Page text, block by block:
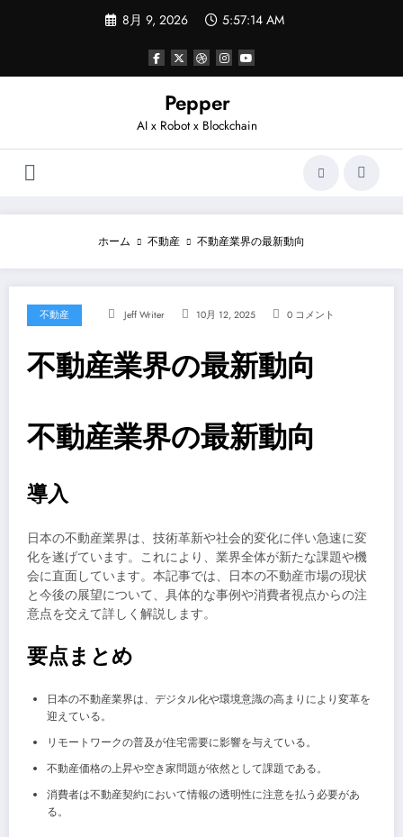
ツ
8月 9, 2026 5:57:14 AM
Pepper
AI x Robot x Blockchain
ホーム 不動産 不動産業界の最新動向
不動産 Jeff Writer 10月 12, 2025 0 コメント
不動産業界の最新動向
不動産業界の最新動向
導入
日本の不動産業界は、技術革新や社会的変化に伴い急速に変
化を遂げています。これにより、業界全体が新たな課題や機
会に直面しています。本記事では、日本の不動産市場の現状
と今後の展望について、具体的な事例や消費者視点からの注
意点を交えて詳しく解説します。
要点まとめ
日本の不動産業界は、デジタル化や環境意識の高まりにより変革を
迎えている。
リモートワークの普及が住宅需要に影響を与えている。
不動産価格の上昇や空き家問題が依然として課題である。
消費者は不動産契約において情報の透明性に注意を払う必要があ
る。